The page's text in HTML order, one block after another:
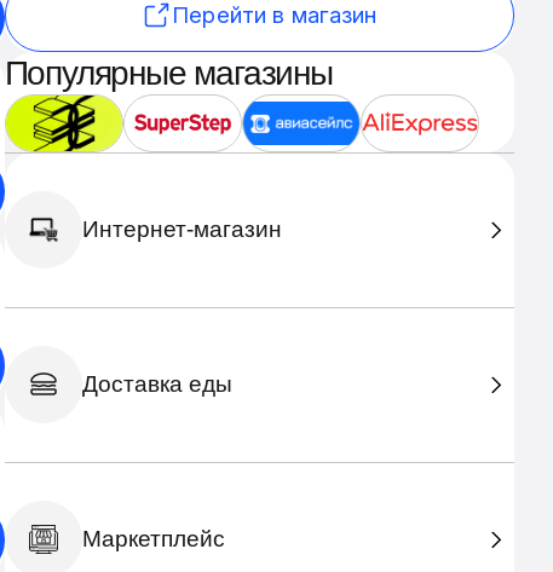
Перейти в магазин
Популярные магазины
Интернет-магазин
Доставка еды
Маркетплейс